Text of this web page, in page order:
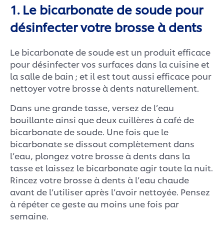
1. Le bicarbonate de soude pour
désinfecter votre brosse à dents
Le bicarbonate de soude est un produit efficace
pour désinfecter vos surfaces dans la cuisine et
la salle de bain ; et il est tout aussi efficace pour
nettoyer votre brosse à dents naturellement.
Dans une grande tasse, versez de l’eau
bouillante ainsi que deux cuillères à café de
bicarbonate de soude. Une fois que le
bicarbonate se dissout complètement dans
l’eau, plongez votre brosse à dents dans la
tasse et laissez le bicarbonate agir toute la nuit.
Rincez votre brosse à dents à l’eau chaude
avant de l’utiliser après l’avoir nettoyée. Pensez
à répéter ce geste au moins une fois par
semaine.